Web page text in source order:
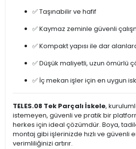
✅ Taşınabilir ve hafif
✅ Kaymaz zeminle güvenli
✅ Kompakt yapısı ile dar
✅ Düşük maliyetli, uzun ömürlü
✅ İç mekan işler için en uygun
TELES.08 Tek Parçalı İskele,
istemeyen, güvenli ve pratik bir
herkes için ideal çözümdür. Boya,
montaj gibi işlerinizde hızlı ve güvenli
verimliliğinizi artırır.